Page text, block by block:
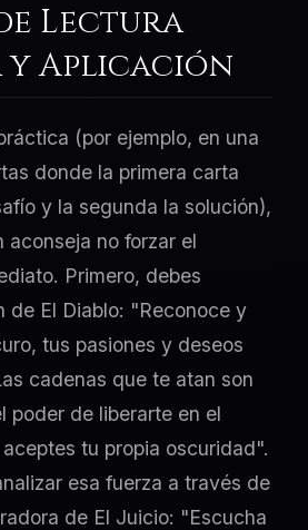
Lectura
Aplicación
(por ejemplo, en una
donde la primera carta
y la segunda la solución),
aconseja no forzar el
Primero, debes
de El Diablo: "Reconoce y
tus pasiones y deseos
cadenas que te atan son
poder de liberarte en el
tu propia oscuridad".
esa fuerza a través de
de El Juicio: "Escucha